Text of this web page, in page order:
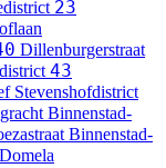
23
Dillenburgerstraat
43
Stevenshofdistrict
Binnenstad-
Binnenstad-
Domela